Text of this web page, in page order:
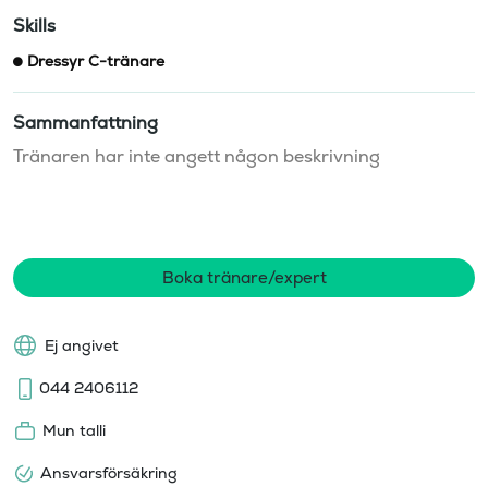
Skills
Dressyr C-tränare
Sammanfattning
Tränaren har inte angett någon beskrivning
Boka tränare/expert
Ej angivet
044 2406112
Mun talli
Ansvarsförsäkring